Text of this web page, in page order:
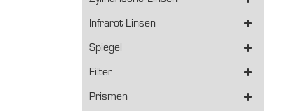
Infrarot-Linsen
Spiegel
Filter
Prismen